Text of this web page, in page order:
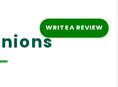
WRITE A REVIEW